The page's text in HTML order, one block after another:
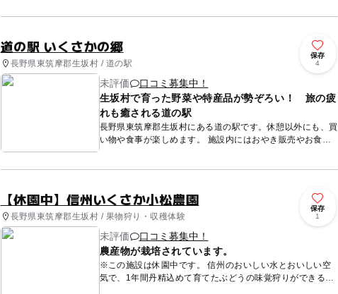
道の駅 いくさかの郷
長野県東筑摩郡生坂村 / 道の駅
保存
4
未評価
口コミ募集中！
生坂村で育った野菜や特産品が勢ぞろい！ 旅の疲
れも癒される道の駅
長野県東筑摩郡生坂村にある道の駅です。休憩以外にも、買
い物や食事が楽しめます。 施設内にはおやき販売やお食事
処「かあさん家」、直売所があります。他にも研修室や体験
【休園中】信州いくさか小松農園
長野県東筑摩郡生坂村 / 果物狩り・収穫体験
保存
1
未評価
口コミ募集中！
農産物が栽培されています。
※この施設は休園中です。 信州のおいしい水とおいしい空
気で、1年間丹精込めて育てたぶどうの味覚狩りができる